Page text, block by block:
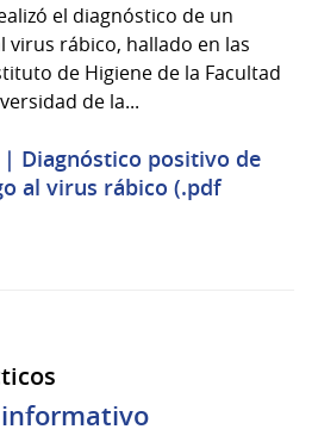
el diagnóstico de un
virus rábico, hallado en las
de Higiene de la Facultad
de la...
| Diagnóstico positivo de
al virus rábico (.pdf